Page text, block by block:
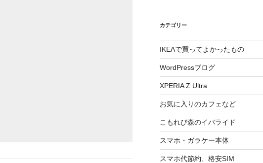
カテゴリー
IKEAで買ってよかったもの
WordPressブログ
XPERIA Z Ultra
お気に入りのカフェなど
こもれび森のイバライド
スマホ・ガラケー本体
スマホ代節約、格安SIM